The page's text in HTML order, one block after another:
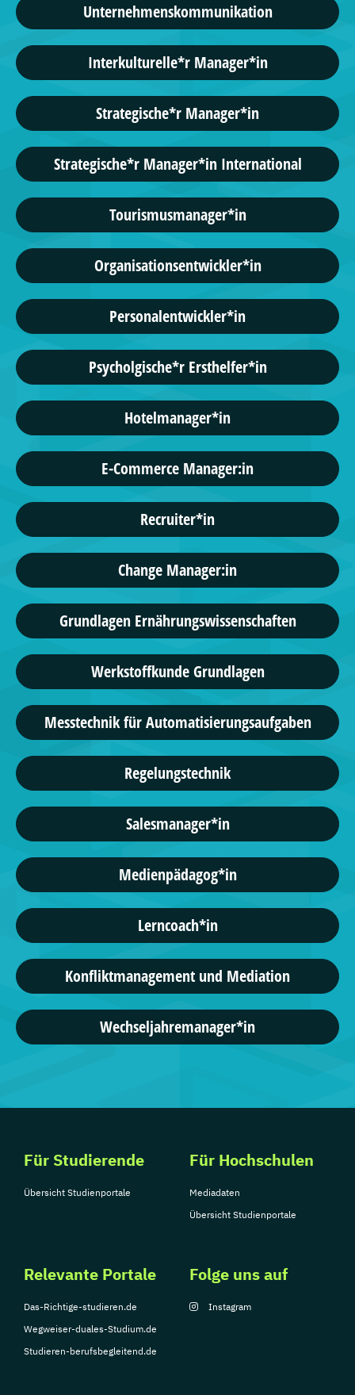
Unternehmenskommunikation
Interkulturelle*r Manager*in
Strategische*r Manager*in
Strategische*r Manager*in International
Tourismusmanager*in
Organisationsentwickler*in
Personalentwickler*in
Psycholgische*r Ersthelfer*in
Hotelmanager*in
E-Commerce Manager:in
Recruiter*in
Change Manager:in
Grundlagen Ernährungswissenschaften
Werkstoffkunde Grundlagen
Messtechnik für Automatisierungsaufgaben
Regelungstechnik
Salesmanager*in
Medienpädagog*in
Lerncoach*in
Konfliktmanagement und Mediation
Wechseljahremanager*in
Für Studierende
Übersicht Studienportale
Für Hochschulen
Mediadaten
Übersicht Studienportale
Relevante Portale
Das-Richtige-studieren.de
Wegweiser-duales-Studium.de
Studieren-berufsbegleitend.de
Folge uns auf
Instagram